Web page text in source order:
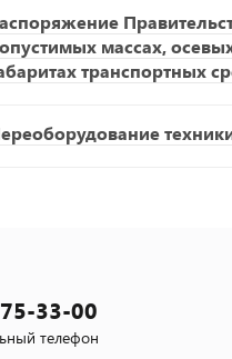
массах,
транспортных
33-00
телефон